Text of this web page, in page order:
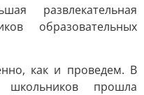
развлекательная
образовательных
как и проведем. В
школьников прошла